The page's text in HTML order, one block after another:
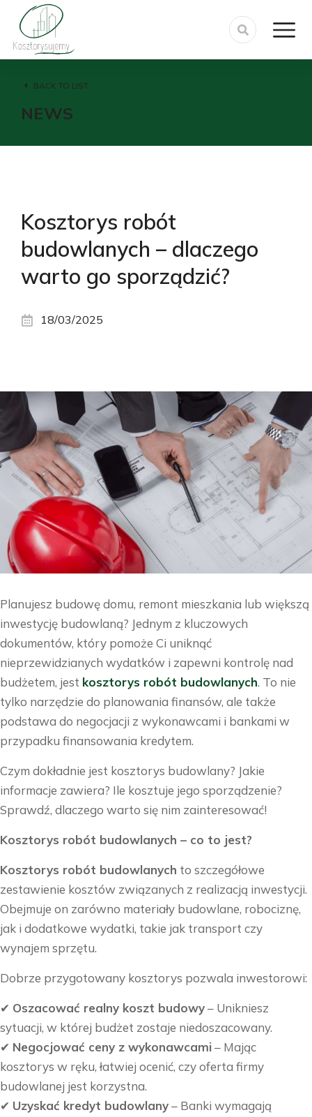
BACK TO LIST
NEWS
Kosztorys robót
budowlanych – dlaczego
warto go sporządzić?
18/03/2025
Planujesz budowę domu, remont mieszkania lub większą
inwestycję budowlaną? Jednym z kluczowych
dokumentów, który pomoże Ci uniknąć
nieprzewidzianych wydatków i zapewni kontrolę nad
budżetem, jest kosztorys robót budowlanych. To nie
tylko narzędzie do planowania finansów, ale także
podstawa do negocjacji z wykonawcami i bankami w
przypadku finansowania kredytem.
Czym dokładnie jest kosztorys budowlany? Jakie
informacje zawiera? Ile kosztuje jego sporządzenie?
Sprawdź, dlaczego warto się nim zainteresować!
Kosztorys robót budowlanych – co to jest?
Kosztorys robót budowlanych to szczegółowe
zestawienie kosztów związanych z realizacją inwestycji.
Obejmuje on zarówno materiały budowlane, robociznę,
jak i dodatkowe wydatki, takie jak transport czy
wynajem sprzętu.
Dobrze przygotowany kosztorys pozwala inwestorowi:
✔ Oszacować realny koszt budowy– Unikniesz
sytuacji, w której budżet zostaje niedoszacowany.
✔ Negocjować ceny z wykonawcami – Mając
kosztorys w ręku, łatwiej ocenić, czy oferta firmy
budowlanej jest korzystna.
✔ Uzyskać kredyt budowlany– Banki wymagają